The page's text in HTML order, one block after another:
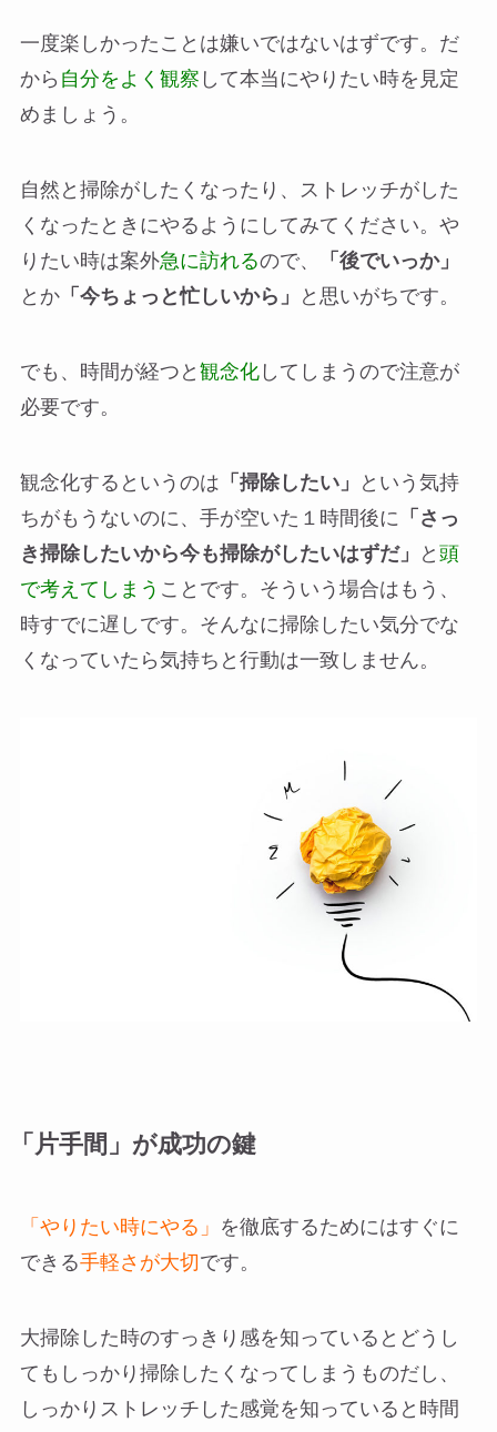
一度楽しかったことは嫌いではないはずです。だ
から 自分をよく観察 して本当にやりたい時を見定
めましょう。
自然と掃除がしたくなったり、ストレッチがした
くなったときにやるようにしてみてください。や
りたい時は案外急に訪れるので、
「後でいっか」
とか「今ちょっと忙しいから」 と思いがちです。
でも、時間が経つと 観念化してしまうので注意が
必要です。
観念化するというのは 「掃除したい」
という気持
ちがもうないのに、手が空いた１時間後に 「さっ
き掃除したいから今も掃除がしたいはずだ」
と 頭
で考えてしまう ことです。そういう場合はもう、
時すでに遅しです。そんなに掃除したい気分でな
くなっていたら気持ちと行動は一致しません。
「片手間」が成功の鍵
「やりたい時にやる」 を徹底するためにはすぐに
できる手軽さが大切 です。
大掃除した時のすっきり感を知っているとどうし
てもしっかり掃除したくなってしまうものだし、
しっかりストレッチした感覚を知っていると時間